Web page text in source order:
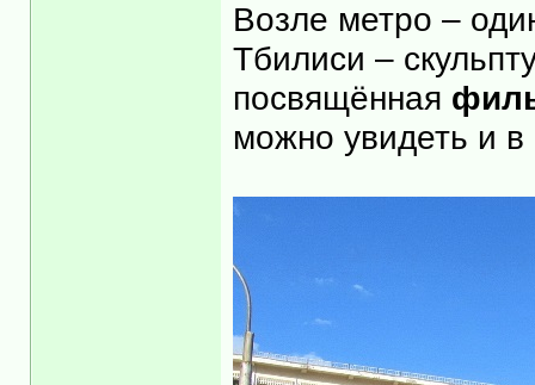
Возле метро –
Тбилиси –
посвящённая
можно увидеть и